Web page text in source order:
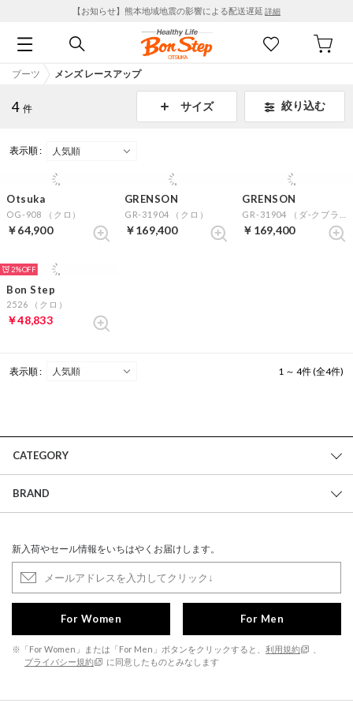
【お知らせ】熊本地域地震の影響による配送遅延 詳細
ブーツ メンズ レースアップ
4 件 サイズ 絞り込む
表示順 :
Otsuka
OG-908 （クロ）
￥64,900
GRENSON
GR-31904 （クロ）
￥169,400
GRENSON
￥169,400
2%
Bon Step
2526 （クロ）
￥48,833
表示順 : 1 ～ 4件 (全4件)
CATEGORY
BRAND
新入荷やセール情報をいちはやくお届けします。
For Women For Men
※「For Women」または「For Men」ボタンをクリックすると、 利用規約
プライバシー規約
に同意したものとみなします